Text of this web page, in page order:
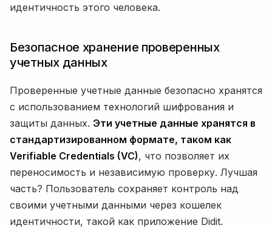
идентичность этого человека.
Безопасное хранение проверенных
учетных данных
Проверенные учетные данные безопасно хранятся
с использованием технологий шифрования и
защиты данных. Эти учетные данные хранятся в
стандартизированном формате, таком как
Verifiable Credentials (VC), что позволяет их
переносимость и независимую проверку. Лучшая
часть? Пользователь сохраняет контроль над
своими учетными данными через кошелек
идентичности, такой как приложение Didit.